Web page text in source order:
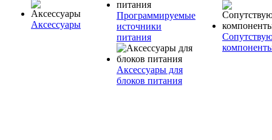
Аксессуары
Программируемые
источники
питания
Аксессуары для
блоков питания